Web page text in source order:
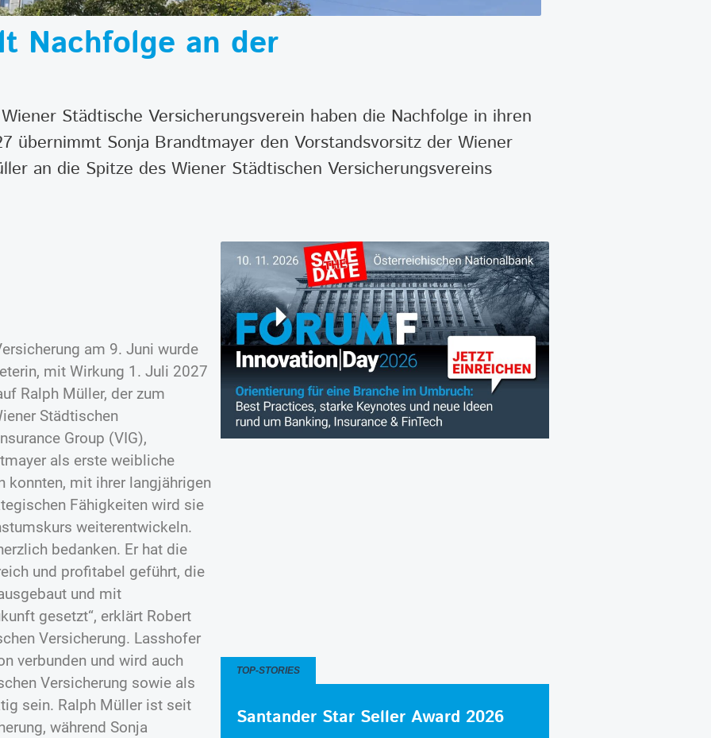
Nachfolge an der
Städtische Versicherungsverein haben die Nachfolge in ihren
übernimmt Sonja Brandtmayer den Vorstandsvorsitz der Wiener
an die Spitze des Wiener Städtischen Versicherungsvereins
am 9. Juni wurde
mit Wirkung 1. Juli 2027
Ralph Müller, der zum
Städtischen
Group (VIG),
als erste weibliche
konnten, mit ihrer langjährigen
Fähigkeiten wird sie
weiterentwickeln.
bedanken. Er hat die
und profitabel geführt, die
und mit
gesetzt“, erklärt Robert
Versicherung. Lasshofer
verbunden und wird auch
Versicherung sowie als
sein. Ralph Müller ist seit
während Sonja
TOP-STORIES
Santander Star Seller Award 2026